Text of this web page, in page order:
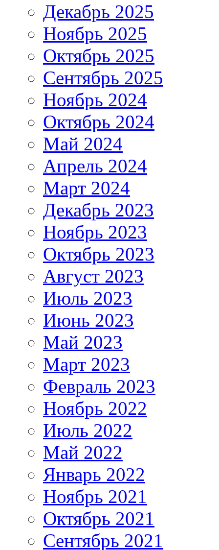
Декабрь 2025
Ноябрь 2025
Октябрь 2025
Сентябрь 2025
Ноябрь 2024
Октябрь 2024
Май 2024
Апрель 2024
Март 2024
Декабрь 2023
Ноябрь 2023
Октябрь 2023
Август 2023
Июль 2023
Июнь 2023
Май 2023
Март 2023
Февраль 2023
Ноябрь 2022
Июль 2022
Май 2022
Январь 2022
Ноябрь 2021
Октябрь 2021
Сентябрь 2021